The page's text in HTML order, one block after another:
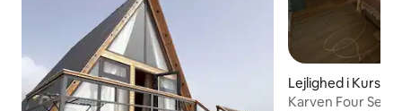
Lejlighed i
Karven Four